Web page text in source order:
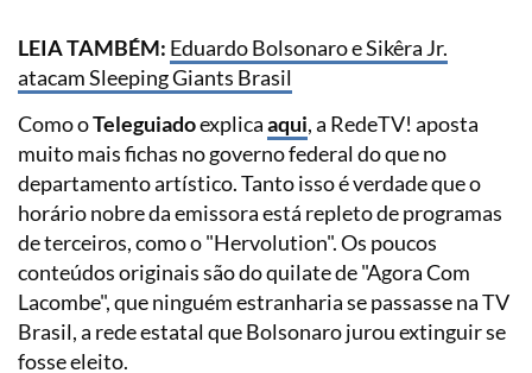
LEIA TAMBÉM: Eduardo Bolsonaro e Sikêra Jr.
atacam Sleeping Giants Brasil
Como oTeleguiadoexplicaaqui, a RedeTV! aposta
muito mais fichas no governo federal do que no
departamento artístico. Tanto isso é verdade que o
horário nobre da emissora está repleto de programas
de terceiros, como o "Hervolution". Os poucos
conteúdos originais são do quilate de "Agora Com
Lacombe", que ninguém estranharia se passasse na TV
Brasil, a rede estatal que Bolsonaro jurou extinguir se
fosse eleito.